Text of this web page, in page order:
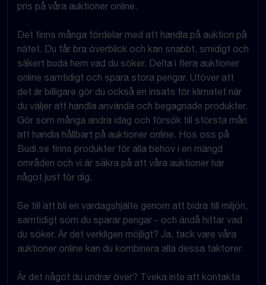
pris på våra auktioner online.
Det finns många fördelar med att handla på auktion på
nätet. Du får bra överblick och kan snabbt, smidigt och
säkert buda hem vad du söker. Delta i flera auktioner
online samtidigt och spara stora pengar. Utöver att
det är billigare gör du också en insats för klimatet när
du väljer att handla använda och begagnade produkter.
Gör som många andra idag och försök till största mån
att handla hållbart på auktioner online. Hos oss på
Budi.se finns produkter för alla behov i en mängd
områden och vi är säkra på att våra auktioner har
något just för dig.
Se till att bli en vardagshjälte genom att bidra till miljön,
samtidigt som du sparar pengar - och ändå hittar vad
du söker. Är det verkligen möjligt? Ja, tack vare våra
auktioner online kan du kombinera alla dessa faktorer.
Är det något du undrar över? Tveka inte att kontakta